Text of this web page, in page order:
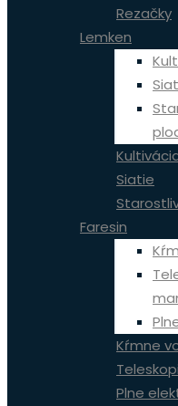
Rezačky
Lemken
Siatie
Faresin
Kŕmne
Plne